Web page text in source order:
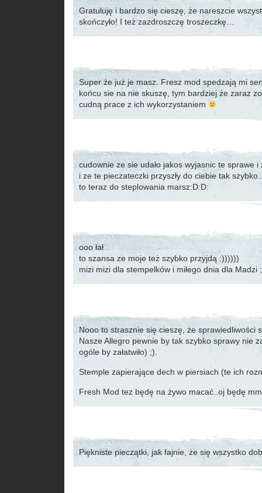
Gratuluję i bardzo się cieszę, że nareszcie
skończyło! I też zazdroszczę troszeczkę…
Super że już je masz. Fresz mod spedzają mi
końcu sie na nie skuszę, tym bardziej że zaraz
cudną prace z ich wykorzystaniem
cudownie ze sie udało jakos wyjasnic te sprawe i
i ze te pieczateczki przyszły do ciebie tak
to teraz do steplowania marsz:D:D:
ooo łał
to szansa ze moje też szybko przyjdą :))))))
mizi mizi dla stempelków i miłego dnia dla Madzi
Nooo to strasznie się cieszę, że sprawiedliwości
Nasze Allegro pewnie by tak szybko sprawy nie
ogóle by załatwiło) ;).
Stemple zapierające dech w piersiach (te ich
Fresh Mod tez będę na żywo macać..oj będę
Piękniste pieczątki, jak fajnie, że się wszystko